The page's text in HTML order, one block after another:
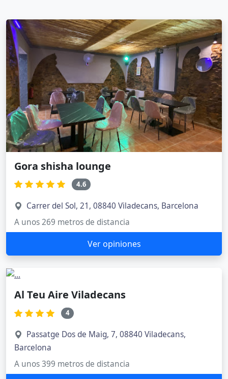
Gora shisha lounge
4.6
Carrer del Sol, 21, 08840 Viladecans, Barcelona
A unos 269 metros de distancia
Ver opiniones
Al Teu Aire Viladecans
4
Passatge Dos de Maig, 7, 08840 Viladecans,
Barcelona
A unos 399 metros de distancia